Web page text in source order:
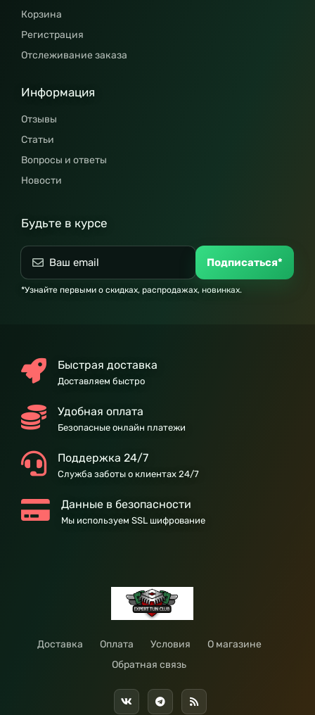
Корзина
Регистрация
Отслеживание заказа
Информация
Отзывы
Статьи
Вопросы и ответы
Новости
Будьте в курсе
Подписаться*
*Узнайте первыми о скидках, распродажах, новинках.
Быстрая доставка
Доставляем быстро
Удобная оплата
Безопасные онлайн платежи
Поддержка 24/7
Служба заботы о клиентах 24/7
Данные в безопасности
Мы используем SSL шифрование
Доставка Оплата Условия
О магазине
Обратная связь